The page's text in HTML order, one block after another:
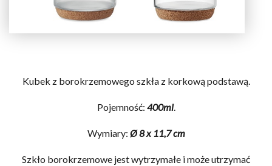
Kubek z borokrzemowego szkła z korkową podstawą.
Pojemność: 400ml.
Wymiary: Ø 8 x 11,7 cm
Szkło borokrzemowe jest wytrzymałe i może utrzymać